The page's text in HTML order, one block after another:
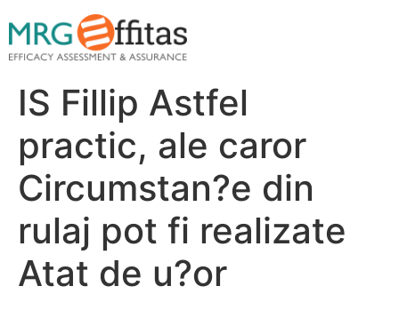
IS Fillip Astfel
practic, ale caror
Circumstan?e din
rulaj pot fi realizate
Atat de u?or